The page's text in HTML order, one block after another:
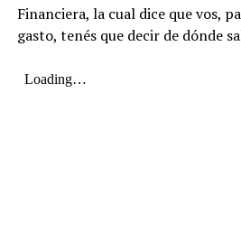
Financiera, la cual dice que vos,
gasto, tenés que decir de dónde